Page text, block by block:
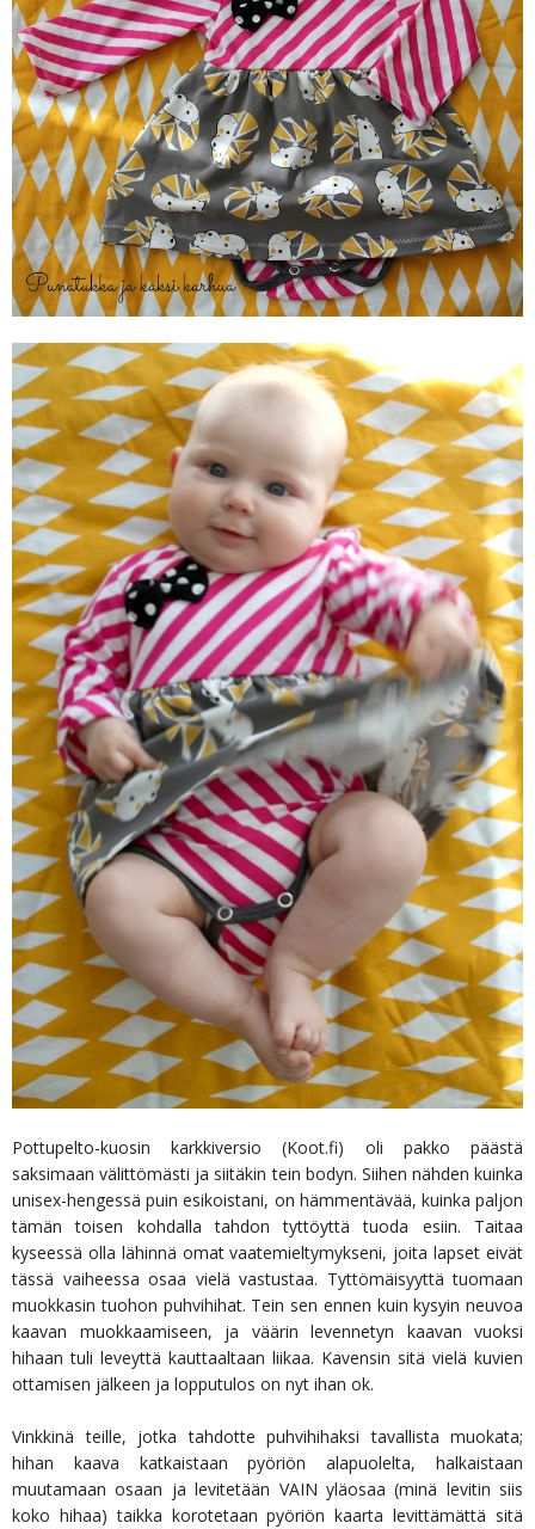
Pottupelto-kuosin karkkiversio (Koot.fi) oli pakko päästä
saksimaan välittömästi ja siitäkin tein bodyn. Siihen nähden kuinka
unisex-hengessä puin esikoistani, on hämmentävää, kuinka paljon
tämän toisen kohdalla tahdon tyttöyttä tuoda esiin. Taitaa
kyseessä olla lähinnä omat vaatemieltymykseni, joita lapset eivät
tässä vaiheessa osaa vielä vastustaa. Tyttömäisyyttä tuomaan
muokkasin tuohon puhvihihat. Tein sen ennen kuin kysyin neuvoa
kaavan muokkaamiseen, ja väärin levennetyn kaavan vuoksi
hihaan tuli leveyttä kauttaaltaan liikaa. Kavensin sitä vielä kuvien
ottamisen jälkeen ja lopputulos on nyt ihan ok.
Vinkkinä teille, jotka tahdotte puhvihihaksi tavallista muokata;
hihan kaava katkaistaan pyöriön alapuolelta, halkaistaan
muutamaan osaan ja levitetään VAIN yläosaa (minä levitin siis
koko hihaa) taikka korotetaan pyöriön kaarta levittämättä sitä